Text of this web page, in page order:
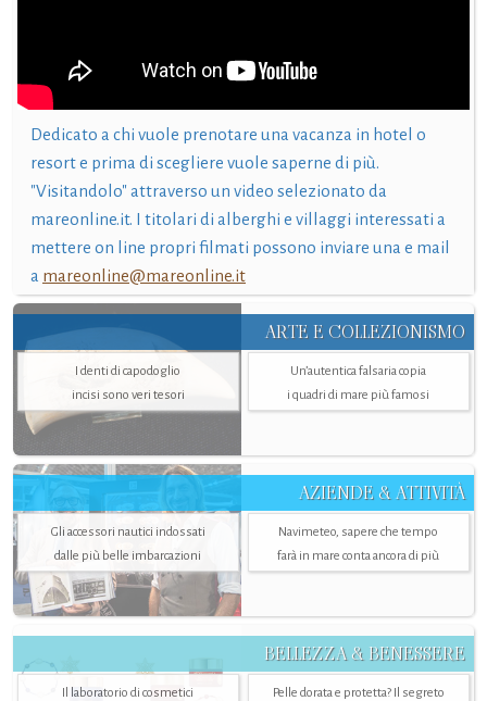
Dedicato a chi vuole prenotare una vacanza in hotel o
resort e prima di scegliere vuole saperne di più.
"Visitandolo" attraverso un video selezionato da
mareonline.it. I titolari di alberghi e villaggi interessati a
mettere on line propri filmati possono inviare una e mail
a mareonline@mareonline.it
ARTE E COLLEZIONISMO
I denti di capodoglio
incisi sono veri tesori
Un’autentica falsaria copia
i quadri di mare più famosi
AZIENDE & ATTIVITÀ
Gli accessori nautici indossati
dalle più belle imbarcazioni
Navimeteo, sapere che tempo
farà in mare conta ancora di più
BELLEZZA & BENESSERE
Il laboratorio di cosmetici
Pelle dorata e protetta? Il segreto